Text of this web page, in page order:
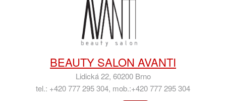
BEAUTY SALON AVANTI
Lidická 22, 60200 Brno
tel.: +420 777 295 304, mob.:+420 777 295 304